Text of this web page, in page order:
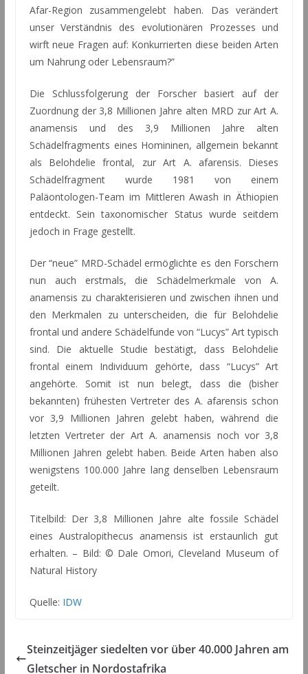
Afar-Region zusammengelebt haben. Das verändert
unser Verständnis des evolutionären Prozesses und
wirft neue Fragen auf: Konkurrierten diese beiden Arten
um Nahrung oder Lebensraum?”
Die Schlussfolgerung der Forscher basiert auf der
Zuordnung der 3,8 Millionen Jahre alten MRD zur Art A.
anamensis und des 3,9 Millionen Jahre alten
Schädelfragments eines Homininen, allgemein bekannt
als Belohdelie frontal, zur Art A. afarensis. Dieses
Schädelfragment wurde 1981 von einem
Paläontologen-Team im Mittleren Awash in Äthiopien
entdeckt. Sein taxonomischer Status wurde seitdem
jedoch in Frage gestellt.
Der “neue” MRD-Schädel ermöglichte es den Forschern
nun auch erstmals, die Schädelmerkmale von A.
anamensis zu charakterisieren und zwischen ihnen und
den Merkmalen zu unterscheiden, die für Belohdelie
frontal und andere Schädelfunde von “Lucys” Art typisch
sind. Die aktuelle Studie bestätigt, dass Belohdelie
frontal einem Individuum gehörte, dass “Lucys” Art
angehörte. Somit ist nun belegt, dass die (bisher
bekannten) frühesten Vertreter des A. afarensis schon
vor 3,9 Millionen Jahren gelebt haben, während die
letzten Vertreter der Art A. anamensis noch vor 3,8
Millionen Jahren gelebt haben. Beide Arten haben also
wenigstens 100.000 Jahre lang denselben Lebensraum
geteilt.
Titelbild: Der 3,8 Millionen Jahre alte fossile Schädel
eines Australopithecus anamensis ist erstaunlich gut
erhalten. – Bild: © Dale Omori, Cleveland Museum of
Natural History
Quelle: IDW
Steinzeitjäger siedelten vor über 40.000 Jahren am
Gletscher in Nordostafrika